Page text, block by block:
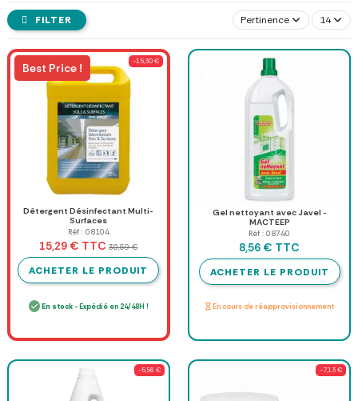
FILTER Pertinence 14
Gel nettoyant avec Javel -
MACTEEP
Réf : 08740
8,56 € TTC
ACHETER LE PRODUIT
En cours de réapprovisionnement
-5,56 €
Best Price ! -15,30 €
Détergent Désinfectant Multi-
Surfaces
Réf : 08104
15,29 € TTC 30,59 €
ACHETER LE PRODUIT
En stock- Expédié en 24/48H !
-7,13 €